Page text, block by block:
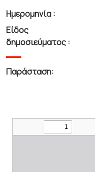
Ημερομηνία :
Είδος
δημοσιεύματος :
Παράσταση: